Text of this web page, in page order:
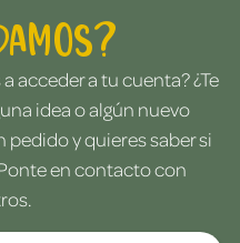
acceder a tu cuenta? ¿Te
idea o algún nuevo
y quieres saber si
en contacto con